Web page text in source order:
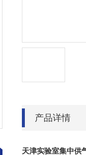
产品详情
天津实验室集中供